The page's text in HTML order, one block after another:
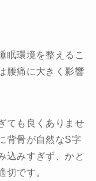
眠環境を整えるこ
腰痛に大きく影響
ても良くありませ
背骨が自然なS字
込みすぎず、かと
切です。